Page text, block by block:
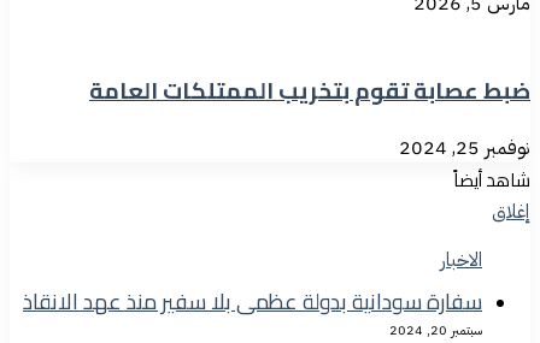
ضبط عصابة تقوم بتخريب الممتلكات العامة
نوفمبر 25, 2024
شاهد أيضاً
إغلاق
الاخبار
سفارة سودانية بدولة عظمى بلا سفير منذ عهد الانقاذ
سبتمبر 20, 2024